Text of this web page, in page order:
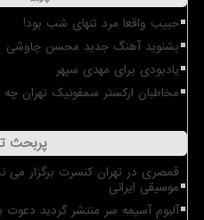
حبیب واقعا مرد تنهای شب بود!
بشنوید آهنگ جدید محسن چاوشی
یادبودی برای مهدی سپهر
مخاطبان ارکستر سمفونیک تهران چه
پربحث
قمصری در تهران کنسرت برگزار می
موسیقی ایرانی
آلبوم آسیمه سر منتشر گردید